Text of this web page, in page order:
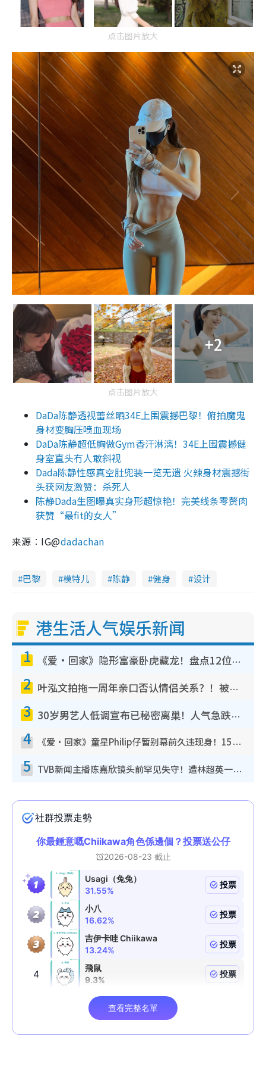
点击图片放大
+2
点击图片放大
DaDa陈静透视蕾丝晒34E上围震撼巴黎！俯拍魔鬼
身材变胸压喷血现场
DaDa陈静超低胸做Gym香汗淋漓！34E上围震撼健
身室直头冇人敢斜视
Dada陈静性感真空肚兜装一览无遗 火辣身材震撼街
头获网友激赞：杀死人
陈静Dada生图曝真实身形超惊艳！完美线条零赘肉
获赞“最fit的女人”
来源︰IG@dadachan
巴黎 模特儿 陈静 健身 设计
港生活人气娱乐新闻
1 《爱·回家》隐形富豪卧虎藏龙！盘点12位财气逼人的有钱艺人：这位美女3亿身家不愁做
2 叶泓文拍拖一周年亲口否认情侣关系？！被质疑感情造假竟称GM“普通同事”
3 30岁男艺人低调宣布已秘密离巢！人气急跌变失踪人口：“这几年过得并不容易”
4 《爱·回家》童星Philip仔暂别幕前久违现身！15岁近况暴风成长长高变帅气少年
5 TVB新闻主播陈嘉欣镜头前罕见失守！遭林超英一句话突袭吓坏当场大笑